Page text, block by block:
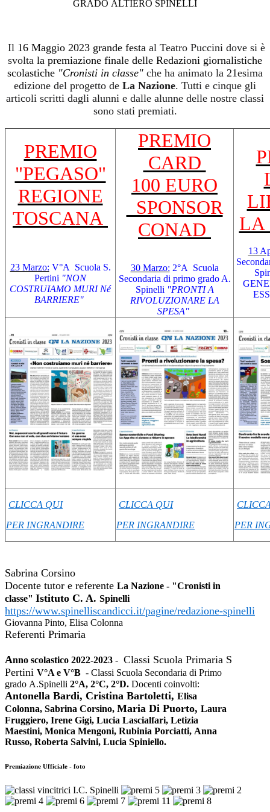
GRADO ALTIERO SPINELLI
Il 16 Maggio 2023 grande festa al Teatro Puccini dove si è
svolta la premiazione finale delle Redazioni giornalistiche
scolastiche "Cronisti in classe" che ha animato la 21esima
edizione del progetto de La Nazione. Tutti e cinque gli
articoli scritti dagli alunni e dalle alunne delle nostre classi
sono stati premiati.
PREMIO
"PEGASO"
REGIONE
TOSCANA
23 Marzo: V°A Scuola S.
Pertini "NON
COSTRUIAMO MURI Né
BARRIERE"
PREMIO
CARD
100 EURO
SPONSOR
CONAD
30 Marzo: 2°A Scuola
Secondaria di primo grado A.
Spinelli "PRONTI A
RIVOLUZIONARE LA
SPESA"
LA
13
CLICCA QUI
PER INGRANDIRE
CLICCA QUI
PER INGRANDIRE
PER
Sabrina Corsino
Docente tutor e referente La Nazione - "Cronisti in
classe" Istituto C. A. Spinelli
https://www.spinelliscandicci.it/pagine/redazione-spinelli
Giovanna Pinto, Elisa Colonna
Referenti Primaria
Anno scolastico 2022-2023 - Classi Scuola Primaria S
Pertini V°A e V°B - Classi Scuola Secondaria di Primo
grado A.Spinelli 2°A, 2°C, 2°D. Docenti coinvolti:
Antonella Bardi, Cristina Bartoletti, Elisa
Colonna, Sabrina Corsino, Maria Di Puorto, Laura
Fruggiero, Irene Gigi, Lucia Lascialfari, Letizia
Maestini, Monica Mengoni, Rubinia Porciatti, Anna
Russo, Roberta Salvini, Lucia Spiniello.
Premiazione Ufficiale - foto